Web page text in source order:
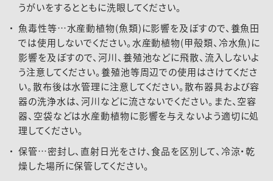
うがいをするとともに洗眼してください。
魚毒性等…水産動植物(魚類)に影響を及ぼすので、養魚田
では使用しないでください。水産動植物(甲殻類、冷水魚)に
影響を及ぼすので、河川、養殖池などに飛散、流入しないよ
う注意してください。養殖池等周辺での使用はさけてくださ
い。散布後は水管理に注意してください。散布器具および容
器の洗浄水は、河川などに流さないでください。また、空容
器、空袋などは水産動植物に影響を与えないよう適切に処
理してください。
保管…密封し、直射日光をさけ、食品を区別して、冷涼・乾
燥した場所に保管してください。